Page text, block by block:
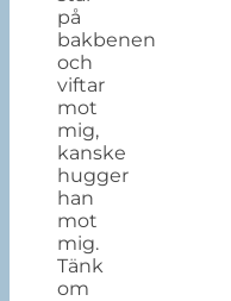
på
bakbenen
och
viftar
mot
mig,
kanske
hugger
han
mot
mig.
Tänk
om